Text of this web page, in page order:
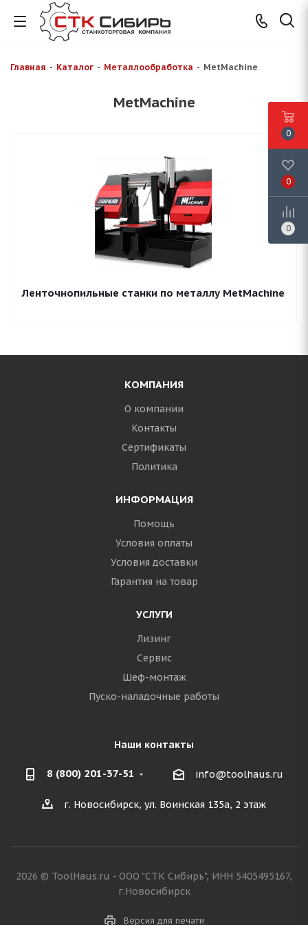
Главная - Каталог - Металлообработка - MetMachine
MetMachine
Ленточнопильные станки по металлу MetMachine
КОМПАНИЯ
О компании
Контакты
Сертификаты
Политика
ИНФОРМАЦИЯ
Помощь
Условия оплаты
Условия доставки
Гарантия на товар
УСЛУГИ
Лизинг
Сервис
Шеф-монтаж
Пуско-наладочные работы
Наши контакты
8 (800) 201-37-51 info@toolhaus.ru
г. Новосибирск, ул. Воинская 135а, 2 этаж
2026 © ToolHaus.ru - ООО "СТК Сибирь", ИНН 5405495167,
г.Новосибирск
Версия для печати
0
0
0